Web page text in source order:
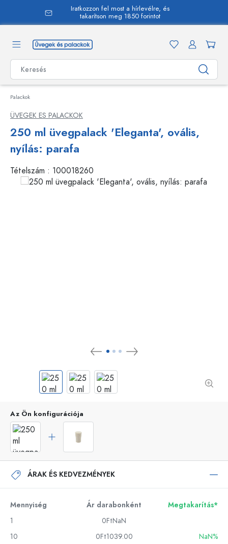
Iratkozzon fel most a hírlevélre, és
takarítson meg 1850 forintot
Palackok
ÜVEGEK ES PALACKOK
250 ml üvegpalack 'Eleganta', ovális,
nyílás: parafa
Tételszám : 100018260
Az Ön konfigurációja
ÁRAK ÉS KEDVEZMÉNYEK
Mennyiség Ár darabonként
Megtakarítás*
1
0FtNaN
10
0Ft1039.00
NaN%